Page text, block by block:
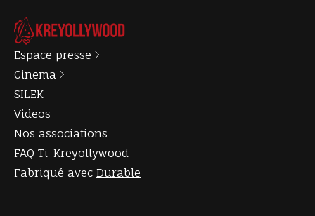
Espace presse
Cinema
SILEK
Videos
Nos associations
FAQ Ti-Kreyollywood
Fabriqué avec Durable